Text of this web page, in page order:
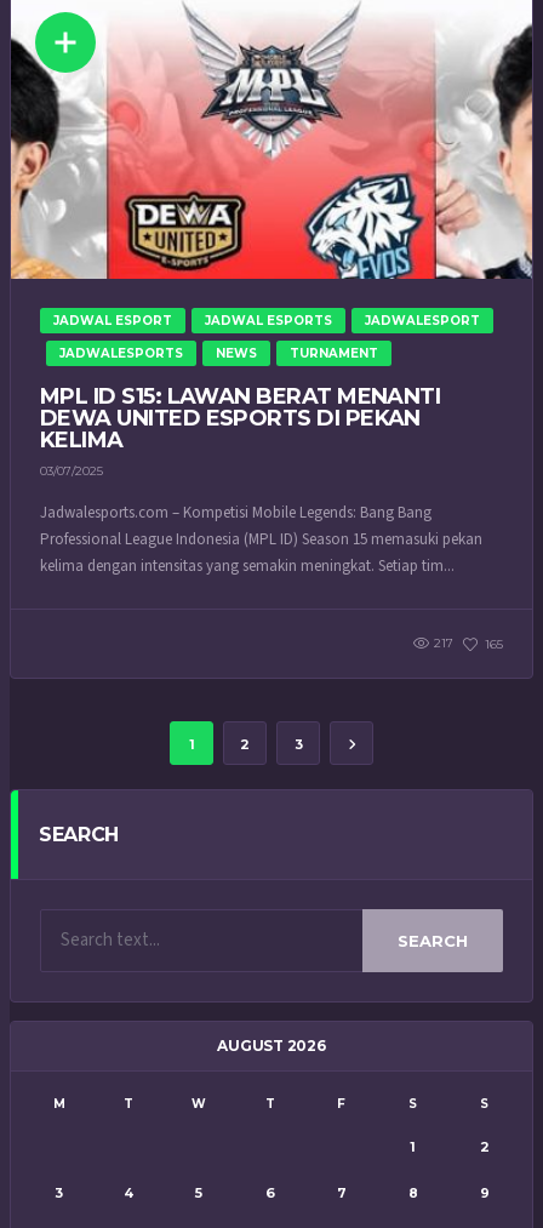
JADWAL ESPORT JADWAL ESPORTS JADWALESPORT
JADWALESPORTS NEWS TURNAMENT
MPL ID S15: LAWAN BERAT MENANTI
DEWA UNITED ESPORTS DI PEKAN
KELIMA
03/07/2025
Jadwalesports.com – Kompetisi Mobile Legends: Bang Bang
Professional League Indonesia (MPL ID) Season 15 memasuki pekan
kelima dengan intensitas yang semakin meningkat. Setiap tim...
217 165
1 2 3
SEARCH
SEARCH
AUGUST 2026
M T W T F S S
1 2
3 4 5 6 7 8 9